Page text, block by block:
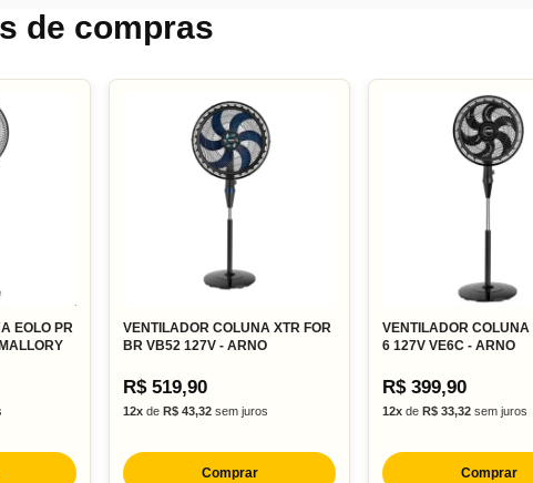
de compras
EOLO PR
VENTILADOR COLUNA XTR FOR
BR VB52 127V - ARNO
R$ 519,90
12x de R$ 43,32 sem juros
Comprar
VENTILADOR COLUNA
6 127V VE6C - ARNO
R$ 399,90
12x de R$ 33,32 sem juros
Comprar